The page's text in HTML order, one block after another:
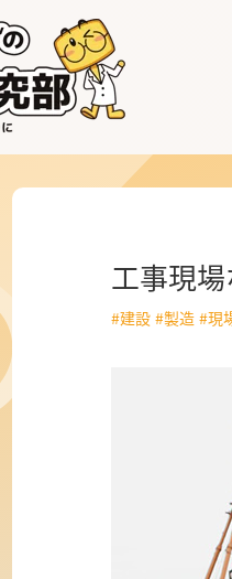
工事現
#建設 #製造 #現